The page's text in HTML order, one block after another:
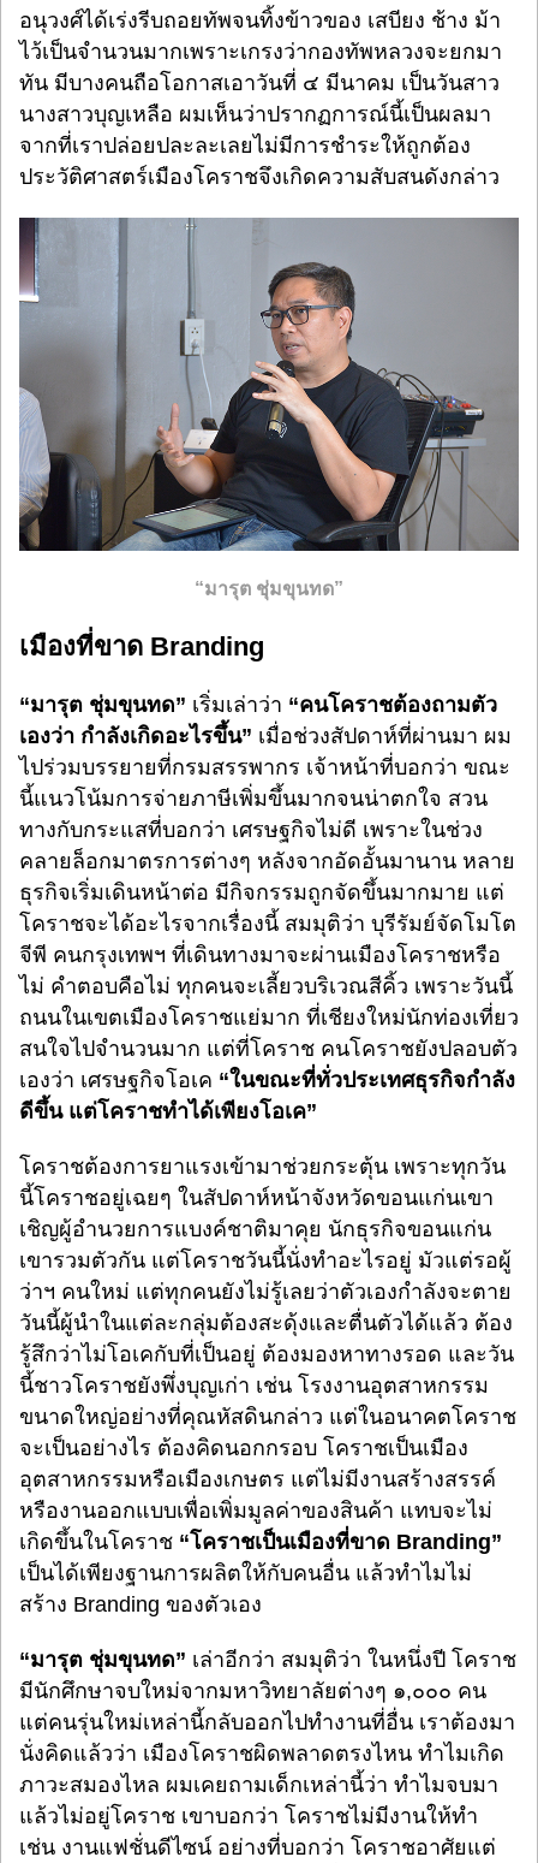
อนุวงศ์ได้เร่งรีบถอยทัพจนทิ้งข้าวของ เสบียง ช้าง ม้า
ไว้เป็นจำนวนมากเพราะเกรงว่ากองทัพหลวงจะยกมา
ทัน มีบางคนถือโอกาสเอาวันที่ ๔ มีนาคม เป็นวันสาว
นางสาวบุญเหลือ ผมเห็นว่าปรากฏการณ์นี้เป็นผลมา
จากที่เราปล่อยปละละเลยไม่มีการชำระให้ถูกต้อง
ประวัติศาสตร์เมืองโคราชจึงเกิดความสับสนดังกล่าว
“มารุต ชุ่มขุนทด”
เมืองที่ขาด Branding
“มารุต ชุ่มขุนทด” เริ่มเล่าว่า “คนโคราชต้องถามตัว
เองว่า กำลังเกิดอะไรขึ้น” เมื่อช่วงสัปดาห์ที่ผ่านมา ผม
ไปร่วมบรรยายที่กรมสรรพากร เจ้าหน้าที่บอกว่า ขณะ
นี้แนวโน้มการจ่ายภาษีเพิ่มขึ้นมากจนน่าตกใจ สวน
ทางกับกระแสที่บอกว่า เศรษฐกิจไม่ดี เพราะในช่วง
คลายล็อกมาตรการต่างๆ หลังจากอัดอั้นมานาน หลาย
ธุรกิจเริ่มเดินหน้าต่อ มีกิจกรรมถูกจัดขึ้นมากมาย แต่
โคราชจะได้อะไรจากเรื่องนี้ สมมุติว่า บุรีรัมย์จัดโมโต
จีพี คนกรุงเทพฯ ที่เดินทางมาจะผ่านเมืองโคราชหรือ
ไม่ คำตอบคือไม่ ทุกคนจะเลี้ยวบริเวณสีคิ้ว เพราะวันนี้
ถนนในเขตเมืองโคราชแย่มาก ที่เชียงใหม่นักท่องเที่ยว
สนใจไปจำนวนมาก แต่ที่โคราช คนโคราชยังปลอบตัว
เองว่า เศรษฐกิจโอเค “ในขณะที่ทั่วประเทศธุรกิจกำลัง
ดีขึ้น แต่โคราชทำได้เพียงโอเค”
โคราชต้องการยาแรงเข้ามาช่วยกระตุ้น เพราะทุกวัน
นี้โคราชอยู่เฉยๆ ในสัปดาห์หน้าจังหวัดขอนแก่นเขา
เชิญผู้อำนวยการแบงค์ชาติมาคุย นักธุรกิจขอนแก่น
เขารวมตัวกัน แต่โคราชวันนี้นั่งทำอะไรอยู่ มัวแต่รอผู้
ว่าฯ คนใหม่ แต่ทุกคนยังไม่รู้เลยว่าตัวเองกำลังจะตาย
วันนี้ผู้นำในแต่ละกลุ่มต้องสะดุ้งและตื่นตัวได้แล้ว ต้อง
รู้สึกว่าไม่โอเคกับที่เป็นอยู่ ต้องมองหาทางรอด และวัน
นี้ชาวโคราชยังพึ่งบุญเก่า เช่น โรงงานอุตสาหกรรม
ขนาดใหญ่อย่างที่คุณหัสดินกล่าว แต่ในอนาคตโคราช
จะเป็นอย่างไร ต้องคิดนอกกรอบ โคราชเป็นเมือง
อุตสาหกรรมหรือเมืองเกษตร แต่ไม่มีงานสร้างสรรค์
หรืองานออกแบบเพื่อเพิ่มมูลค่าของสินค้า แทบจะไม่
เกิดขึ้นในโคราช “โคราชเป็นเมืองที่ขาด Branding”
เป็นได้เพียงฐานการผลิตให้กับคนอื่น แล้วทำไมไม่
สร้าง Branding ของตัวเอง
“มารุต ชุ่มขุนทด” เล่าอีกว่า สมมุติว่า ในหนึ่งปี โคราช
มีนักศึกษาจบใหม่จากมหาวิทยาลัยต่างๆ ๑,๐๐๐ คน
แต่คนรุ่นใหม่เหล่านี้กลับออกไปทำงานที่อื่น เราต้องมา
นั่งคิดแล้วว่า เมืองโคราชผิดพลาดตรงไหน ทำไมเกิด
ภาวะสมองไหล ผมเคยถามเด็กเหล่านี้ว่า ทำไมจบมา
แล้วไม่อยู่โคราช เขาบอกว่า โคราชไม่มีงานให้ทำ
เช่น งานแฟชั่นดีไซน์ อย่างที่บอกว่า โคราชอาศัยแต่